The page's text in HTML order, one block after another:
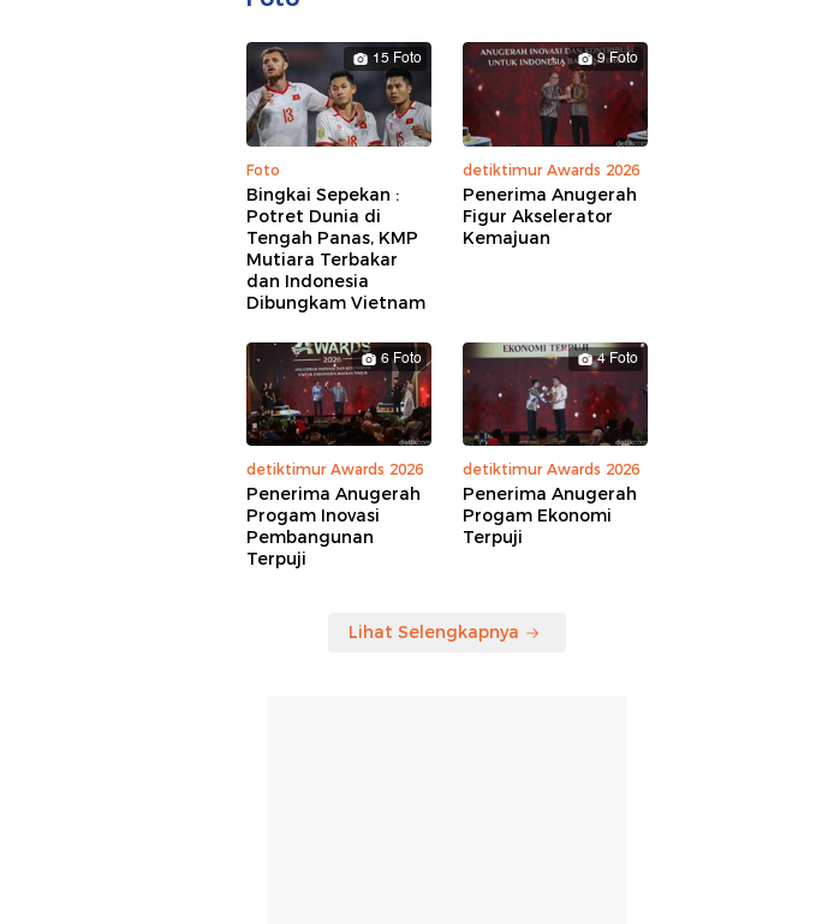
15 Foto
Foto
Bingkai Sepekan :
Potret Dunia di
Tengah Panas, KMP
Mutiara Terbakar
dan Indonesia
Dibungkam Vietnam
9 Foto
detiktimur Awards 2026
Penerima Anugerah
Figur Akselerator
Kemajuan
6 Foto
detiktimur Awards 2026
Penerima Anugerah
Progam Inovasi
Pembangunan
Terpuji
4 Foto
detiktimur Awards 2026
Penerima Anugerah
Progam Ekonomi
Terpuji
Lihat Selengkapnya